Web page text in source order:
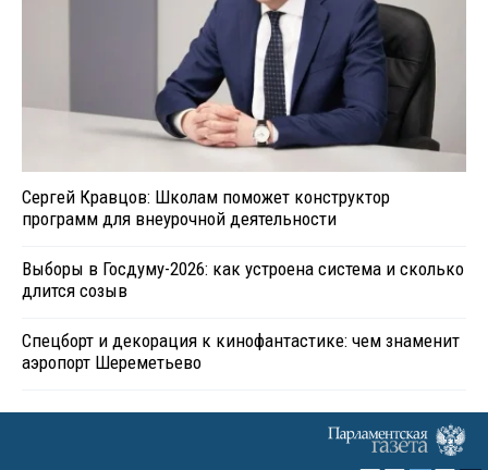
Сергей Кравцов: Школам поможет конструктор
программ для внеурочной деятельности
Выборы в Госдуму-2026: как устроена система и сколько
длится созыв
Спецборт и декорация к кинофантастике: чем знаменит
аэропорт Шереметьево